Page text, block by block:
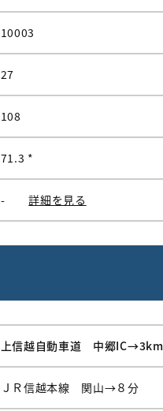
10003
27
108
71.3 *
- 詳細を見る
上信越自動車道 中郷IC→3km
ＪＲ信越本線 関山→８分